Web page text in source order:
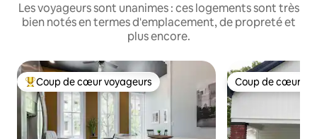
Les voyageurs sont unanimes : ces logements sont très
bien notés en termes d'emplacement, de propreté et
plus encore.
Coups de cœur voyageurs les plus appréciés
Coup de cœur voyageurs Coup de cœur
Coup de cœur